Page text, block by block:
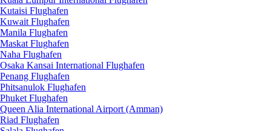
Kutaisi Flughafen
Kuwait Flughafen
Manila Flughafen
Maskat Flughafen
Naha Flughafen
Osaka Kansai International Flughafen
Penang Flughafen
Phitsanulok Flughafen
Phuket Flughafen
Queen Alia International Airport (Amman)
Riad Flughafen